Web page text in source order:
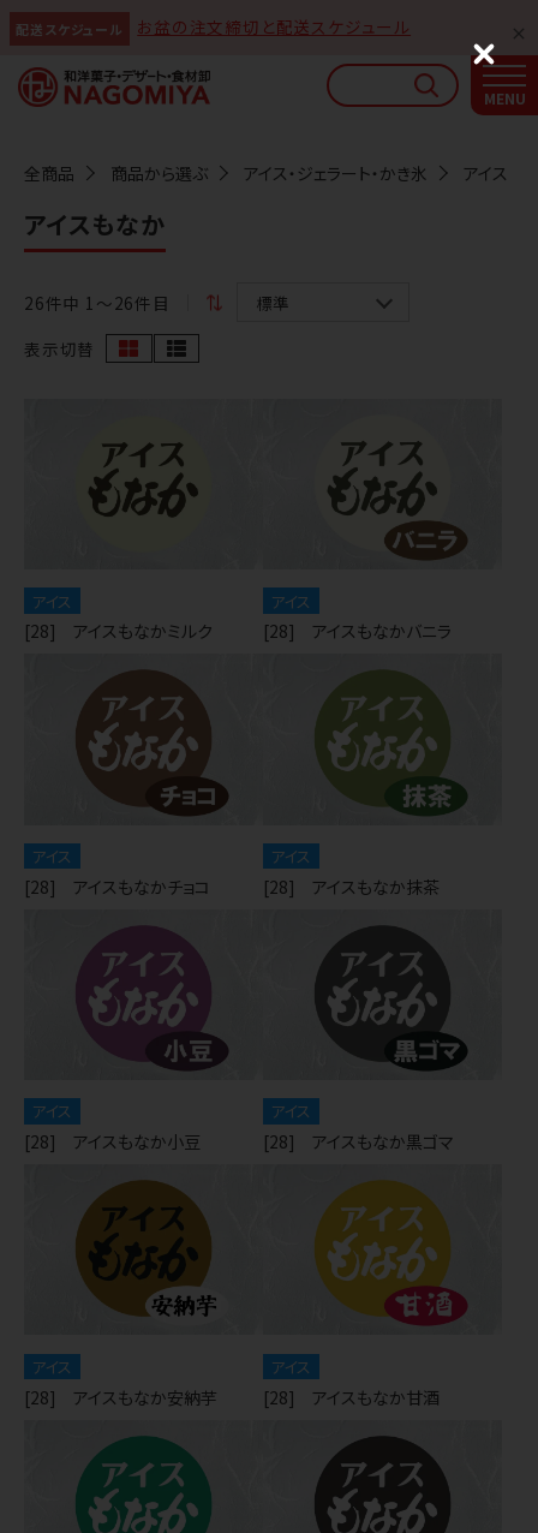
配送スケジュール お盆の注文締切と配送スケジュール
全商品 商品から選ぶ アイス・ジェラート・かき氷 アイス
アイスもなか
26件中 1〜26件目
表示切替
アイス
[28] アイスもなかミルク
アイス
[28] アイスもなかバニラ
アイス
[28] アイスもなかチョコ
アイス
[28] アイスもなか抹茶
アイス
[28] アイスもなか小豆
アイス
[28] アイスもなか黒ゴマ
アイス
[28] アイスもなか安納芋
アイス
[28] アイスもなか甘酒
なごみやAIガイド
AIがなごみやの使い方をお答えします
C
l
o